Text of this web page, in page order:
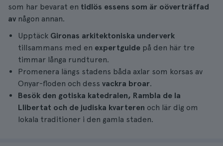
som har bevarat en tidlös essens som är oöverträffad
av någon annan.
Upptäck Gironas arkitektoniska underverk
tillsammans med en expertguide på den här tre
timmar långa rundturen.
Promenera längs stadens båda axlar som korsas av
Onyar-floden och dess vackra broar.
Besök den gotiska katedralen, Rambla de la
Llibertat och de judiska kvarteren och lär dig om
lokala traditioner i den gamla staden.